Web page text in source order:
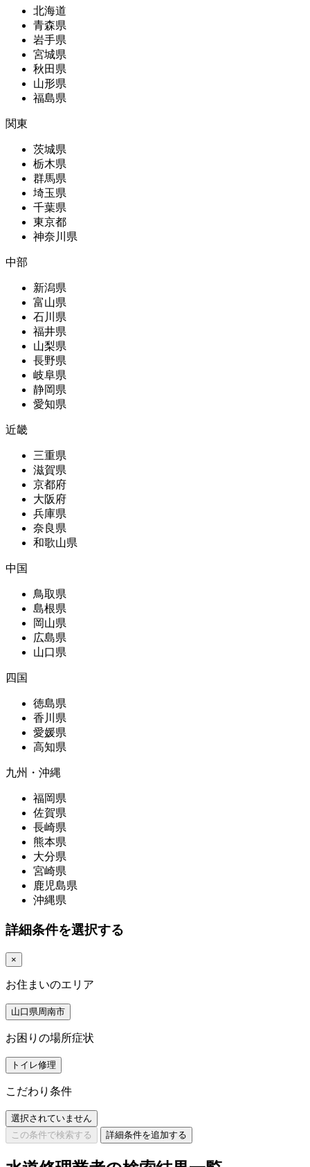
北海道
青森県
岩手県
宮城県
秋田県
山形県
福島県
関東
茨城県
栃木県
群馬県
埼玉県
千葉県
東京都
神奈川県
中部
新潟県
富山県
石川県
福井県
山梨県
長野県
岐阜県
静岡県
愛知県
近畿
三重県
滋賀県
京都府
大阪府
兵庫県
奈良県
和歌山県
中国
鳥取県
島根県
岡山県
広島県
山口県
四国
徳島県
香川県
愛媛県
高知県
九州・沖縄
福岡県
佐賀県
長崎県
熊本県
大分県
宮崎県
鹿児島県
沖縄県
詳細条件を選択する
×
お住まいのエリア
山口県周南市
お困りの場所症状
トイレ修理
こだわり条件
選択されていません
この条件で検索する
詳細条件を追加する